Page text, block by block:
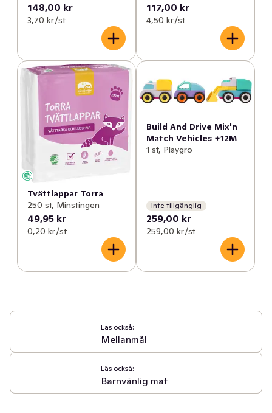
148,00 kr
3,70 kr /st
117,00 kr
4,50 kr /st
Tvättlappar Torra
250 st, Minstingen
49,95 kr
0,20 kr /st
Build And Drive Mix'n
Match Vehicles +12M
1 st, Playgro
Inte tillgänglig
259,00 kr
259,00 kr /st
Läs också:
Mellanmål
Läs också:
Barnvänlig mat